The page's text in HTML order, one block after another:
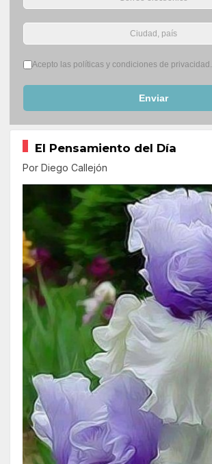
Términos del servicio*
Acepto las políticas y condiciones de privacidad.
Enviar
El Pensamiento del Día
Por Diego Callejón